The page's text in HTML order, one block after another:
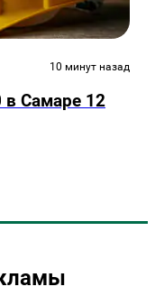
10 минут назад
в Самаре 12